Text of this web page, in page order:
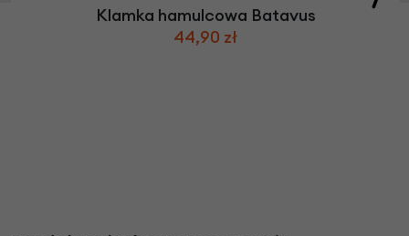
Klamka hamulcowa Batavus
44,90 zł